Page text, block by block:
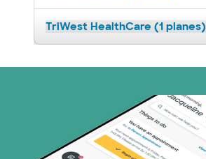
TriWest HealthCare (1 planes)